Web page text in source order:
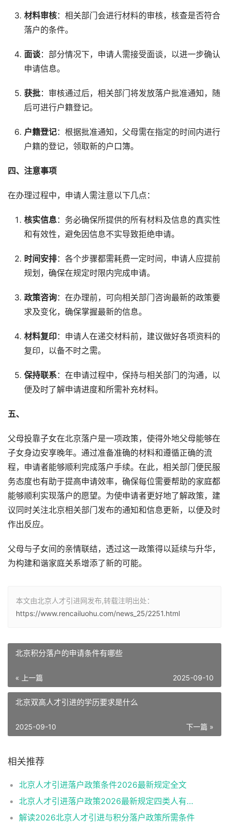
材料审核：相关部门会进行材料的审核，核查是否符合
落户的条件。
面谈：部分情况下，申请人需接受面谈，以进一步确认
申请信息。
获批：审核通过后，相关部门将发放落户批准通知，随
后可进行户籍登记。
户籍登记：根据批准通知，父母需在指定的时间内进行
户籍的登记，领取新的户口簿。
四、注意事项
在办理过程中，申请人需注意以下几点：
核实信息：务必确保所提供的所有材料及信息的真实性
和有效性，避免因信息不实导致拒绝申请。
时间安排：各个步骤都需耗费一定时间，申请人应提前
规划，确保在规定时限内完成申请。
政策咨询：在办理前，可向相关部门咨询最新的政策要
求及变化，确保掌握最新的信息。
材料复印：申请人在递交材料前，建议做好各项资料的
复印，以备不时之需。
保持联系：在申请过程中，保持与相关部门的沟通，以
便及时了解申请进度和所需补充材料。
五、
父母投靠子女在北京落户是一项政策，使得外地父母能够在
子女身边安享晚年。通过准备准确的材料和遵循正确的流
程，申请者能够顺利完成落户手续。在此，相关部门便民服
务态度也有助于提高申请效率，确保每位需要帮助的家庭都
能够顺利实现落户的愿望。为使申请者更好地了解政策，建
议同时关注北京相关部门发布的通知和信息更新，以便及时
作出反应。
父母与子女间的亲情联结，透过这一政策得以延续与升华，
为构建和谐家庭关系增添了新的可能。
本文由北京人才引进网发布,转载注明出处：
https://www.rencailuohu.com/news_25/2251.html
北京积分落户的申请条件有哪些
« 上一篇 2025-09-10
北京双高人才引进的学历要求是什么
下一篇 »
2025-09-10
相关推荐
北京人才引进落户政策条件2026最新规定全文
北京人才引进落户政策2026最新规定四类人有资格
解读2026北京人才引进与积分落户政策所需条件